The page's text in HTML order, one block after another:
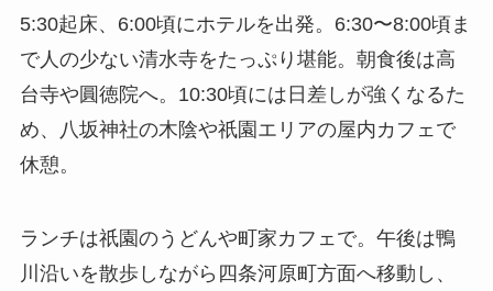
5:30起床、6:00頃にホテルを出発。6:30〜8:00頃ま
で人の少ない清水寺をたっぷり堪能。朝食後は高
台寺や圓徳院へ。10:30頃には日差しが強くなるた
め、八坂神社の木陰や祇園エリアの屋内カフェで
休憩。
ランチは祇園のうどんや町家カフェで。午後は鴨
川沿いを散歩しながら四条河原町方面へ移動し、